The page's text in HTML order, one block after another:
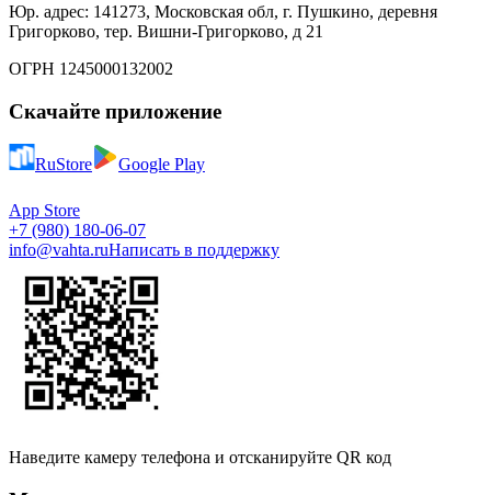
Юр. адрес: 141273, Московская обл, г. Пушкино, деревня
Григорково, тер. Вишни-Григорково, д 21
ОГРН 1245000132002
Скачайте приложение
RuStore Google Play
App Store
+7 (980) 180-06-07
info@vahta.ruНаписать в поддержку
Наведите камеру телефона и отсканируйте QR код